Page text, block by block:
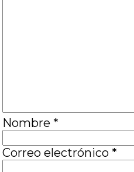
Nombre *
Correo electrónico *